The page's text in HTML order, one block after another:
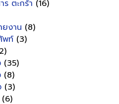
ร ตะกร้า (16)
ยงาน (8)
พท์ (3)
(35)
(8)
(3)
(6)